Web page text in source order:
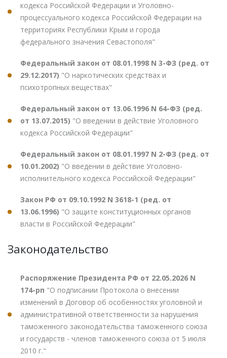
кодекса Российской Федерации и Уголовно-
процессуального кодекса Российской Федерации на
территориях Республики Крым и города
федерального значения Севастополя"
Федеральный закон от 08.01.1998 N 3-ФЗ (ред. от
29.12.2017) "О наркотических средствах и
психотропных веществах"
Федеральный закон от 13.06.1996 N 64-ФЗ (ред.
от 13.07.2015) "О введении в действие Уголовного
кодекса Российской Федерации"
Федеральный закон от 08.01.1997 N 2-ФЗ (ред. от
10.01.2002) "О введении в действие Уголовно-
исполнительного кодекса Российской Федерации"
Закон РФ от 09.10.1992 N 3618-1 (ред. от
13.06.1996) "О защите конституционных органов
власти в Российской Федерации"
Законодательство
Распоряжение Президента РФ от 22.05.2026 N
174-рп "О подписании Протокола о внесении
изменений в Договор об особенностях уголовной и
административной ответственности за нарушения
таможенного законодательства таможенного союза
и государств - членов таможенного союза от 5 июля
2010 г."